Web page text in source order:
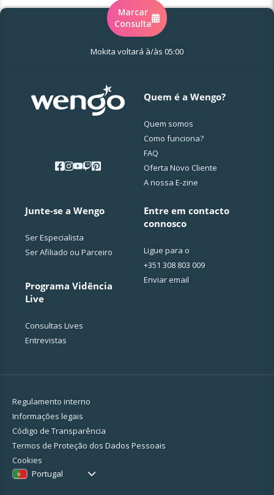
Marcar
Consulta
Mokita voltará à/às 05:00
Quem é a Wengo?
Quem somos
Como funciona?
FAQ
Oferta Novo Cliente
A nossa E-zine
Junte-se a Wengo
Ser Especialista
Ser Afiliado ou Parceiro
Programa Vidência
Live
Consultas Lives
Entrevistas
Entre em contacto
connosco
Ligue para o
+351 308 803 009
Enviar email
Regulamento interno
Informações legais
Código de Transparência
Termos de Proteção dos Dados Pessoais
Cookies
Portugal